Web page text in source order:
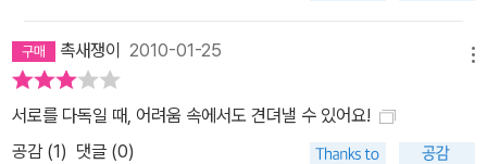
촉새쟁이 2010-01-25
서로를 다독일 때, 어려움 속에서도 견뎌낼 수 있어요!
공감 (1) 댓글 (0)